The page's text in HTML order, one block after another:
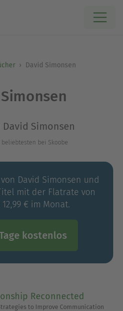
David Simonsen
David Simonsen
bei Skoobe
David Simonsen und
mit der Flatrate von
12,99 € im Monat.
kostenlos
Reconnected
to Improve Communication